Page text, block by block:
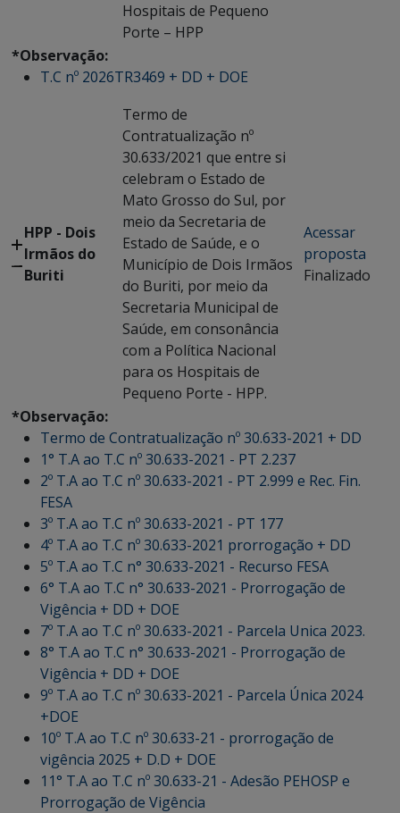
Hospitais de Pequeno
Porte – HPP
*Observação:
T.C nº 2026TR3469 + DD + DOE
HPP - Dois
Irmãos do
Buriti
Termo de
Contratualização nº
30.633/2021 que entre si
celebram o Estado de
Mato Grosso do Sul, por
meio da Secretaria de
Estado de Saúde, e o
Município de Dois Irmãos
do Buriti, por meio da
Secretaria Municipal de
Saúde, em consonância
com a Política Nacional
para os Hospitais de
Pequeno Porte - HPP.
Acessar
proposta
Finalizado
*Observação:
Termo de Contratualização nº 30.633-2021 + DD
1° T.A ao T.C nº 30.633-2021 - PT 2.237
2º T.A ao T.C nº 30.633-2021 - PT 2.999 e Rec. Fin.
FESA
3º T.A ao T.C nº 30.633-2021 - PT 177
4º T.A ao T.C nº 30.633-2021 prorrogação + DD
5º T.A ao T.C n° 30.633-2021 - Recurso FESA
6° T.A ao T.C n° 30.633-2021 - Prorrogação de
Vigência + DD + DOE
7º T.A ao T.C nº 30.633-2021 - Parcela Unica 2023.
8° T.A ao T.C n° 30.633-2021 - Prorrogação de
Vigência + DD + DOE
9º T.A ao T.C nº 30.633-2021 - Parcela Única 2024
+DOE
10º T.A ao T.C nº 30.633-21 - prorrogação de
vigência 2025 + D.D + DOE
11° T.A ao T.C nº 30.633-21 - Adesão PEHOSP e
Prorrogação de Vigência